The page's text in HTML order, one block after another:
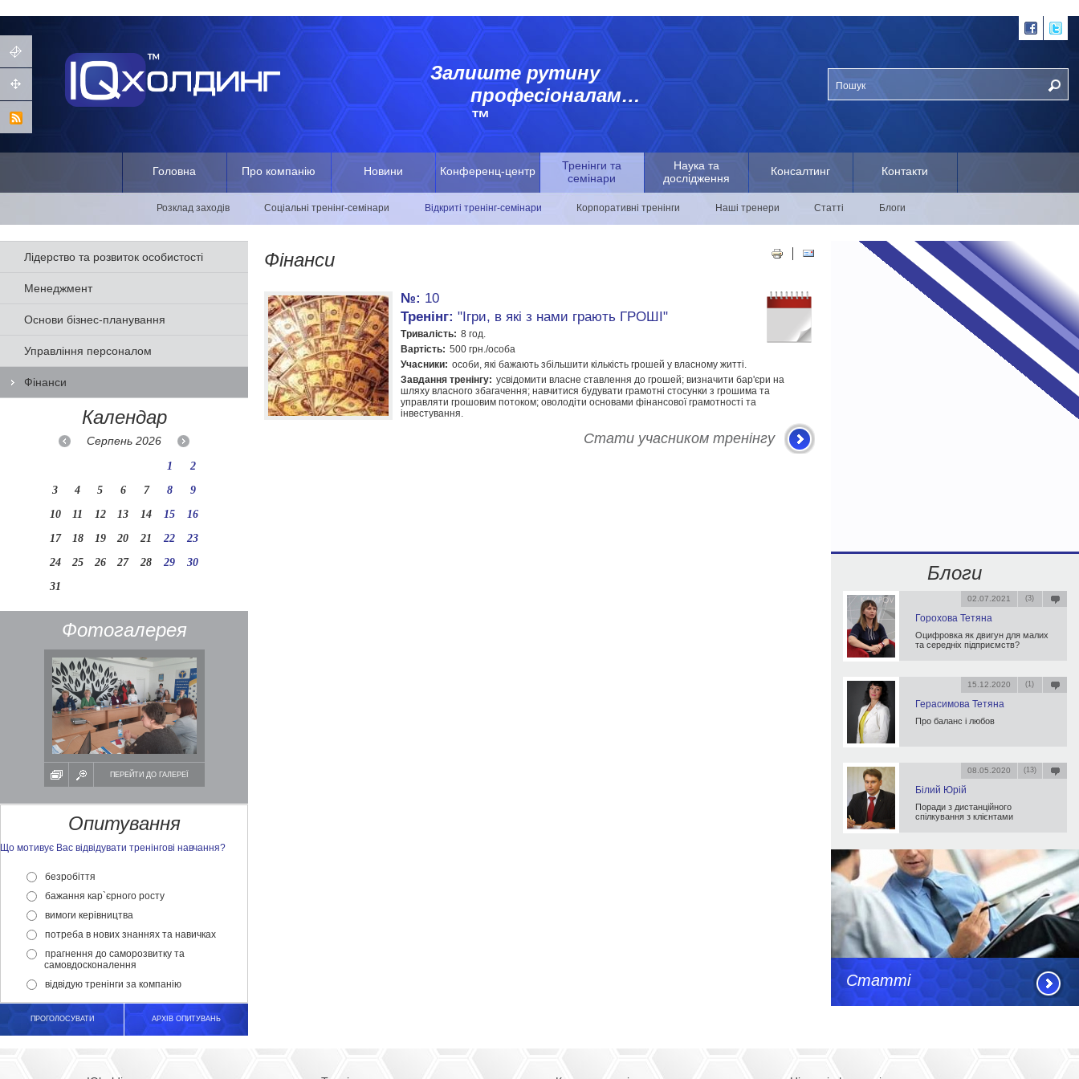
Головна Про компанію Новини Конференц-центр
Тренінги та
семінари
Наука та
дослідження
Консалтинг Контакти
Розклад заходів Соціальні тренінг-семінари Відкриті тренінг-семінари Корпоративні тренінги Наші тренери Статті Блоги
Залиште рутину
професіоналам…
™
Лідерство та розвиток особистості
Менеджмент
Основи бізнес-планування
Управління персоналом
Фінанси
Календар
Серпень2026
1
2
3
4 5 6 7 8
9
10
11 12 13 14 15
16
17
18 19 20 21 22
23
24
25 26 27 28 29
30
31
Фотогалерея
ПЕРЕЙТИ ДО ГАЛЕРЕЇ
Опитування
Що мотивує Вас відвідувати тренінгові навчання?
безробіття
бажання кар`єрного росту
вимоги керівництва
потреба в нових знаннях та навичках
прагнення до саморозвитку та
самовдосконалення
відвідую тренінги за компанію
ПРОГОЛОСУВАТИ АРХІВ ОПИТУВАНЬ
Фінанси
№: 10
Тренінг: "Ігри, в які з нами грають ГРОШІ"
Тривалість: 8 год.
Вартість: 500 грн./особа
Учасники: особи, які бажають збільшити кількість грошей у власному житті.
Завдання тренінгу: усвідомити власне ставлення до грошей; визначити бар'єри на
шляху власного збагачення; навчитися будувати грамотні стосунки з грошима та
управляти грошовим потоком; оволодіти основами фінансової грамотності та
інвестування.
Стати учасником тренінгу
Блоги
Горохова Тетяна
02.07.2021 (3)
Оцифровка як двигун для малих
та середніх підприємств?
Герасимова Тетяна
15.12.2020 (1)
Про баланс і любов
Білий Юрій
08.05.2020 (13)
Поради з дистанційного
спілкування з клієнтами
Статті